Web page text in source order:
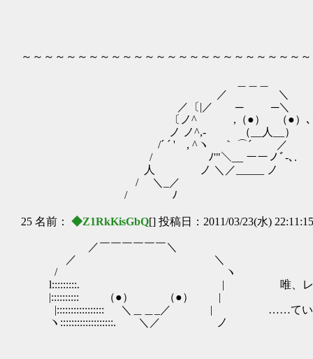
～～～～～～～～～～～～～～～～～～～～～～～～～
／ ＼
／〔|／ ─ ─＼
〔ノ^ゝ ,（●） （●）､＼ あ
ノ ノ^,- （__人__）
/´ ´ ' , ^ヽ ｀ ⌒´ ／
/ ﾉ'"＼__ ーーノﾞ-､.
人 ノ ＼／_____ ノ
/ ＼_／
/ ﾉ
25 名前： ◆Z1RkKisGbQ[] 投稿日：2011/03/23(水)
／￣￣￣￣￣￣＼
／ ＼
/ ヽ
l:::::::::. | 唯、レッスンの道
|:::::::::: （●） （●） |
|::::::::::::::::: ＼＿＿_／ | ……ていうか、皆
ヽ:::::::::::::::::::. ＼／ ノ